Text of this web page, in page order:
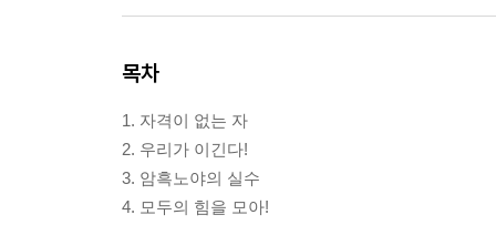
목차
1. 자격이 없는 자
2. 우리가 이긴다!
3. 암흑노야의 실수
4. 모두의 힘을 모아!